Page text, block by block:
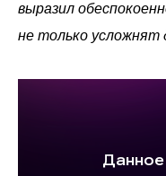
выразил
не только усложнят